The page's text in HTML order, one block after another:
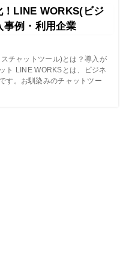
LINE WORKS(ビジ
事例・利用企業
チャットツール)とは？導入が
ト LINE WORKSとは、ビジネ
す。お馴染みのチャットツー